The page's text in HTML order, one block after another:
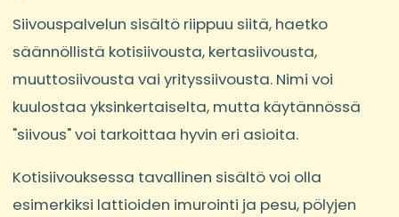
Siivouspalvelun sisältö riippuu siitä, haetko
säännöllistä kotisiivousta, kertasiivousta,
muuttosiivousta vai yrityssiivousta. Nimi voi
kuulostaa yksinkertaiselta, mutta käytännössä
"siivous" voi tarkoittaa hyvin eri asioita.
Kotisiivouksessa tavallinen sisältö voi olla
esimerkiksi lattioiden imurointi ja pesu, pölyjen